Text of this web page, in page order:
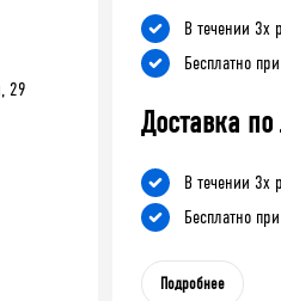
29
В течении 3х
Бесплатно
Доставка
В течении 3х
Бесплатно
Подробнее